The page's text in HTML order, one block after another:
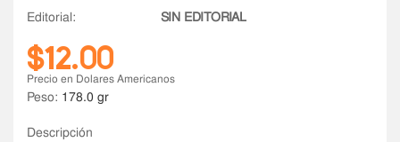
editorial:
SIN EDITORIAL
$12.00
Precio en Dolares Americanos
Peso: 178.0 gr
Descripción